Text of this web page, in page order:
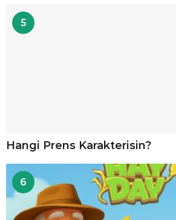
5
Hangi Prens Karakterisin?
6